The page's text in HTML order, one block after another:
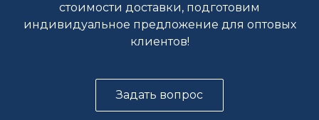
стоимости доставки, подготовим
индивидуальное предложение для оптовых
клиентов!
Задать вопрос